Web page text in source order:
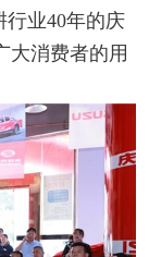
行业40年的庆
大消费者的用